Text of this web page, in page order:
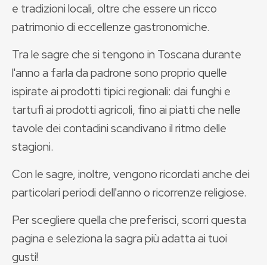
e tradizioni locali, oltre che essere un ricco
patrimonio di eccellenze gastronomiche.
Tra le sagre che si tengono in Toscana durante
l'anno a farla da padrone sono proprio quelle
ispirate ai prodotti tipici regionali: dai funghi e
tartufi ai prodotti agricoli, fino ai piatti che nelle
tavole dei contadini scandivano il ritmo delle
stagioni.
Con le sagre, inoltre, vengono ricordati anche dei
particolari periodi dell'anno o ricorrenze religiose.
Per scegliere quella che preferisci, scorri questa
pagina e seleziona la sagra più adatta ai tuoi
gusti!